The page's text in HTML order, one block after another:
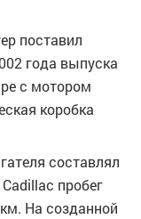
поставил
года выпуска
с мотором
коробка
составлял
пробег
На созданной